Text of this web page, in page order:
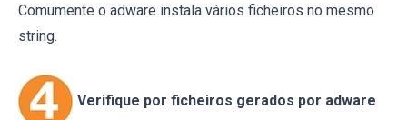
Comumente o adware instala vários ficheiros no mesmo
string.
Verifique por ficheiros gerados por adware